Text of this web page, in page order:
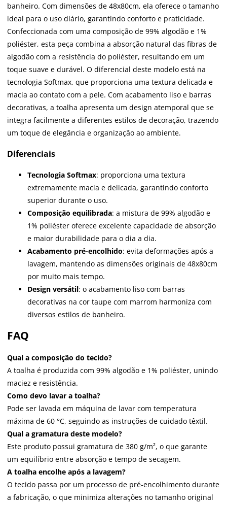
banheiro. Com dimensões de 48x80cm, ela oferece o tamanho
ideal para o uso diário, garantindo conforto e praticidade.
Confeccionada com uma composição de 99% algodão e 1%
poliéster, esta peça combina a absorção natural das fibras de
algodão com a resistência do poliéster, resultando em um
toque suave e durável. O diferencial deste modelo está na
tecnologia Softmax, que proporciona uma textura delicada e
macia ao contato com a pele. Com acabamento liso e barras
decorativas, a toalha apresenta um design atemporal que se
integra facilmente a diferentes estilos de decoração, trazendo
um toque de elegância e organização ao ambiente.
Diferenciais
Tecnologia Softmax: proporciona uma textura
extremamente macia e delicada, garantindo conforto
superior durante o uso.
Composição equilibrada: a mistura de 99% algodão e
1% poliéster oferece excelente capacidade de absorção
e maior durabilidade para o dia a dia.
Acabamento pré-encolhido: evita deformações após a
lavagem, mantendo as dimensões originais de 48x80cm
por muito mais tempo.
Design versátil: o acabamento liso com barras
decorativas na cor taupe com marrom harmoniza com
diversos estilos de banheiro.
FAQ
Qual a composição do tecido?
A toalha é produzida com 99% algodão e 1% poliéster, unindo
maciez e resistência.
Como devo lavar a toalha?
Pode ser lavada em máquina de lavar com temperatura
máxima de 60 °C, seguindo as instruções de cuidado têxtil.
Qual a gramatura deste modelo?
Este produto possui gramatura de 380 g/m², o que garante
um equilíbrio entre absorção e tempo de secagem.
A toalha encolhe após a lavagem?
O tecido passa por um processo de pré-encolhimento durante
a fabricação, o que minimiza alterações no tamanho original